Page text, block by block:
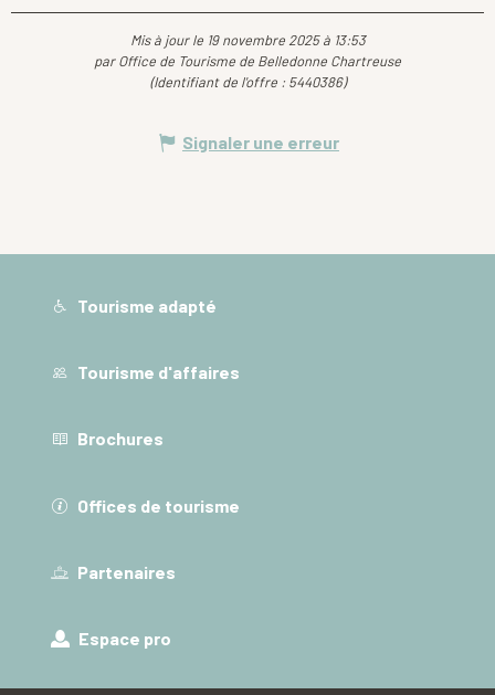
Mis à jour le 19 novembre 2025 à 13:53
par Office de Tourisme de Belledonne Chartreuse
(Identifiant de l'offre : 5440386)
Signaler une erreur
Tourisme adapté
Tourisme d'affaires
Brochures
Offices de tourisme
Partenaires
Espace pro